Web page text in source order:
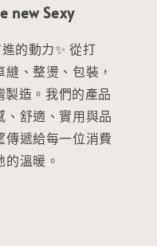
new Sexy
的動力✨ 從打
、整燙、包裝，
造。我們的產品
、舒適、實用與品
傳遞給每一位消費
溫暖。